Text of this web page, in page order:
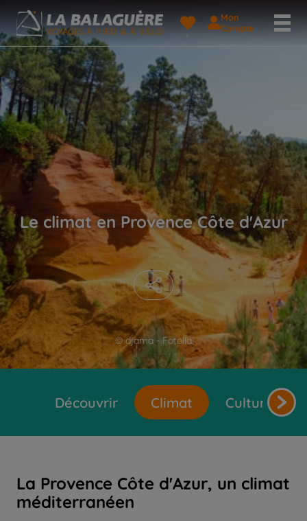
Mon
Compte
© djama - Fotolia
Le climat en Provence Côte d'Azur
Découvrir Climat Cultures et
La Provence Côte d'Azur, un climat
méditerranéen